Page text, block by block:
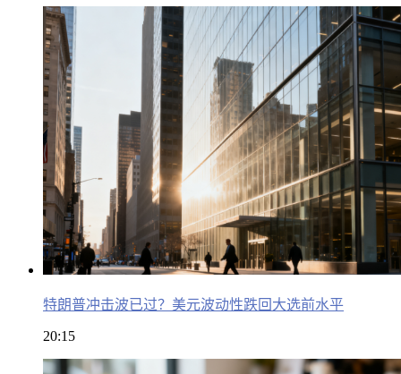
特朗普冲击波已过？美元波动性跌回大选前水平
20:15